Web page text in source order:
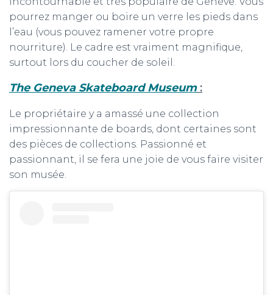
pourrez manger ou boire un verre les pieds dans
l’eau (vous pouvez ramener votre propre
nourriture). Le cadre est vraiment magnifique,
surtout lors du coucher de soleil.
The Geneva Skateboard Museum:
Le propriétaire y a amassé une collection
impressionnante de boards, dont certaines sont
des pièces de collections. Passionné et
passionnant, il se fera une joie de vous faire visiter
son musée.